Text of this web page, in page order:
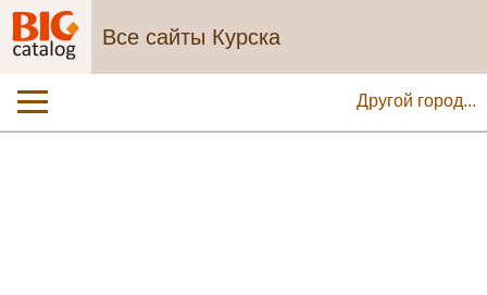
Все сайты Курска
Другой город...